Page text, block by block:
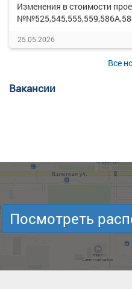
Изменения в стоимости
25.05.2026
Все
Вакансии
Посмотреть